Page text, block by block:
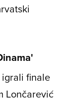
finale
Lončarević